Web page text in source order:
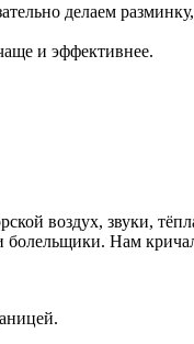
делаем
и эффективнее.
воздух, звуки,
болельщики. Нам